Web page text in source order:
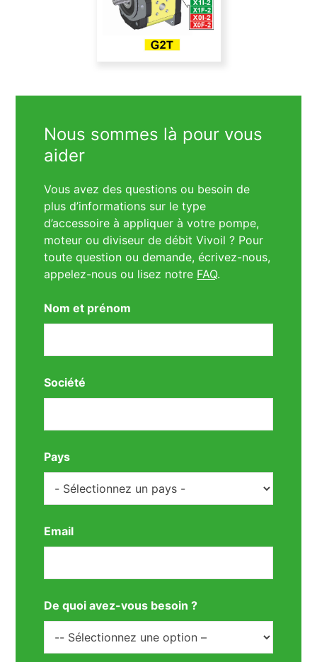
Nous sommes là pour vous
aider
Vous avez des questions ou besoin de
plus d’informations sur le type
d’accessoire à appliquer à votre pompe,
moteur ou diviseur de débit Vivoil ? Pour
toute question ou demande, écrivez-nous,
appelez-nous ou lisez notre FAQ.
Nom et prénom
Société
Pays
Email
De quoi avez-vous besoin ?